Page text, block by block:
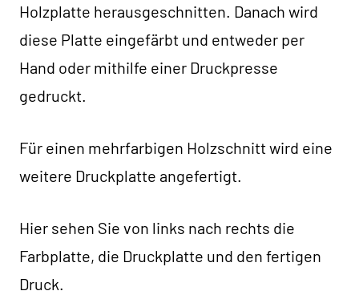
Holzplatte herausgeschnitten. Danach wird
diese Platte eingefärbt und entweder per
Hand oder mithilfe einer Druckpresse
gedruckt.
Für einen mehrfarbigen Holzschnitt wird eine
weitere Druckplatte angefertigt.
Hier sehen Sie von links nach rechts die
Farbplatte, die Druckplatte und den fertigen
Druck.